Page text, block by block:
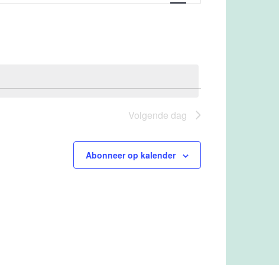
Volgende dag
Abonneer op kalender